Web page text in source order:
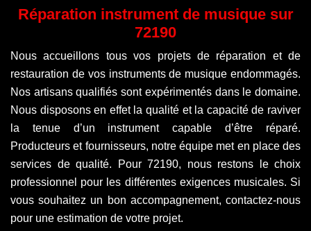
Réparation instrument de musique sur
72190
Nous accueillons tous vos projets de réparation et de
restauration de vos instruments de musique endommagés.
Nos artisans qualifiés sont expérimentés dans le domaine.
Nous disposons en effet la qualité et la capacité de raviver
la tenue d’un instrument capable d’être réparé.
Producteurs et fournisseurs, notre équipe met en place des
services de qualité. Pour 72190, nous restons le choix
professionnel pour les différentes exigences musicales. Si
vous souhaitez un bon accompagnement, contactez-nous
pour une estimation de votre projet.